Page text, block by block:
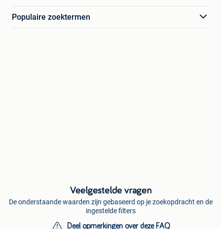
Populaire zoektermen
Veelgestelde vragen
De onderstaande waarden zijn gebaseerd op je zoekopdracht en de
ingestelde filters
Deel opmerkingen over deze FAQ